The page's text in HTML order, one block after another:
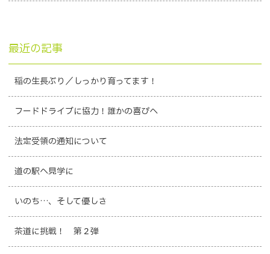
最近の記事
稲の生長ぶり／しっかり育ってます！
フードドライブに協力！誰かの喜びへ
法定受領の通知について
道の駅へ見学に
いのち…、そして優しさ
茶道に挑戦！ 第２弾